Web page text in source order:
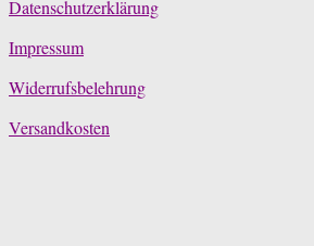
Datenschutzerklärung
Impressum
Widerrufsbelehrung
Versandkosten